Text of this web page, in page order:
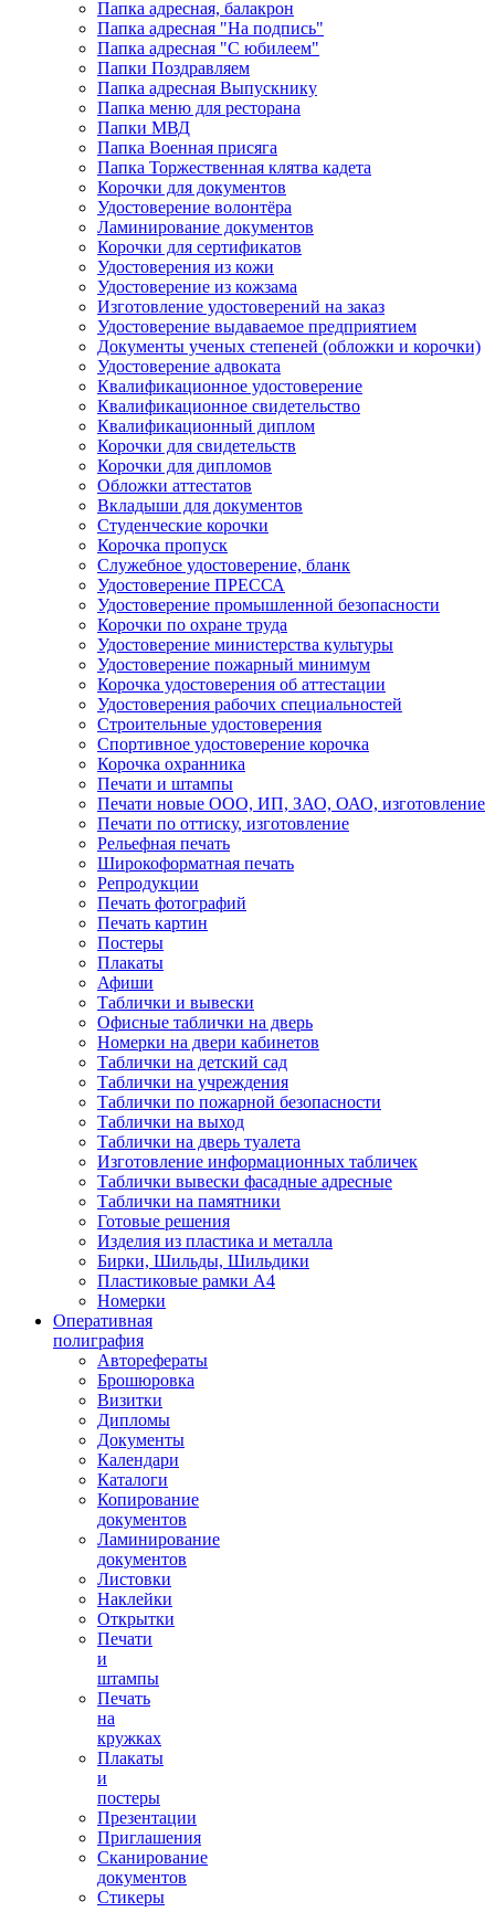
Папка адресная, балакрон
Папка адресная "На подпись"
Папка адресная "C юбилеем"
Папки Поздравляем
Папка адресная Выпускнику
Папка меню для ресторана
Папки МВД
Папка Военная присяга
Папка Торжественная клятва кадета
Корочки для документов
Удостоверение волонтёра
Ламинирование документов
Корочки для сертификатов
Удостоверения из кожи
Удостоверение из кожзама
Изготовление удостоверений на заказ
Удостоверение выдаваемое предприятием
Документы ученых степеней (обложки и корочки)
Удостоверение адвоката
Квалификационное удостоверение
Квалификационное свидетельство
Квалификационный диплом
Корочки для свидетельств
Корочки для дипломов
Обложки аттестатов
Вкладыши для документов
Студенческие корочки
Корочка пропуск
Служебное удостоверение, бланк
Удостоверение ПРЕССА
Удостоверение промышленной безопасности
Корочки по охране труда
Удостоверение министерства культуры
Удостоверение пожарный минимум
Корочка удостоверения об аттестации
Удостоверения рабочих специальностей
Строительные удостоверения
Спортивное удостоверение корочка
Корочка охранника
Печати и штампы
Печати новые ООО, ИП, ЗАО, ОАО, изготовление
Печати по оттиску, изготовление
Рельефная печать
Широкоформатная печать
Репродукции
Печать фотографий
Печать картин
Постеры
Плакаты
Афиши
Таблички и вывески
Офисные таблички на дверь
Номерки на двери кабинетов
Таблички на детский сад
Таблички на учреждения
Таблички по пожарной безопасности
Таблички на выход
Таблички на дверь туалета
Изготовление информационных табличек
Таблички вывески фасадные адресные
Таблички на памятники
Готовые решения
Изделия из пластика и металла
Бирки, Шильды, Шильдики
Пластиковые рамки А4
Номерки
Оперативная
полиграфия
Авторефераты
Брошюровка
Визитки
Дипломы
Документы
Календари
Каталоги
Копирование
документов
Ламинирование
документов
Листовки
Наклейки
Открытки
Печати
и
штампы
Печать
на
кружках
Плакаты
и
постеры
Презентации
Приглашения
Сканирование
документов
Стикеры